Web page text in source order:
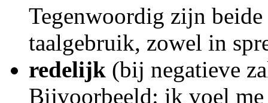
Tegenwoordig zijn
taalgebruik, zowel in
redelijk (bij negatieve
Bijvoorbeeld: ik voel